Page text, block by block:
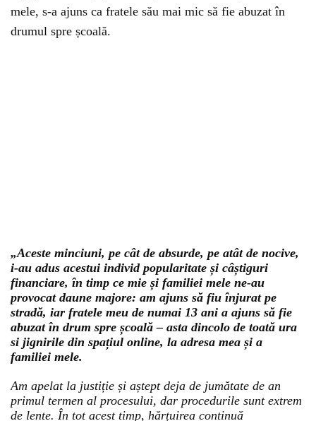
mele, s-a ajuns ca fratele său mai mic să fie abuzat în
drumul spre școală.
„Aceste minciuni, pe cât de absurde, pe atât de nocive,
i-au adus acestui individ popularitate și câștiguri
financiare, în timp ce mie și familiei mele ne-au
provocat daune majore: am ajuns să fiu înjurat pe
stradă, iar fratele meu de numai 13 ani a ajuns să fie
abuzat în drum spre școală – asta dincolo de toată ura
si jignirile din spațiul online, la adresa mea și a
familiei mele.
Am apelat la justiție și aștept deja de jumătate de an
primul termen al procesului, dar procedurile sunt extrem
de lente. În tot acest timp, hărțuirea continuă